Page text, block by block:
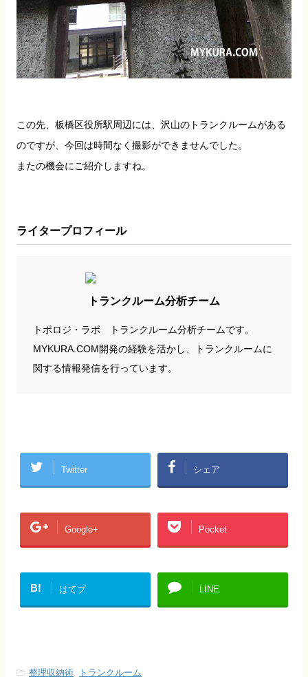
この先、板橋区役所駅周辺には、沢山のトランクルームがある
のですが、今回は時間なく撮影ができませんでした。
またの機会にご紹介しますね。
ライタープロフィール
トランクルーム分析チーム
トポロジ・ラボ トランクルーム分析チームです。
MYKURA.COM開発の経験を活かし、トランクルームに
関する情報発信を行っています。
Twitter シェア
Google+ Pocket
B! はてブ LINE
-整理収納術, トランクルーム